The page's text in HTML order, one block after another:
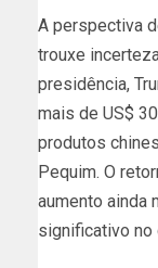
A perspectiva
trouxe
presidência,
mais de US$
produtos
Pequim. O
aumento ainda
significativo no